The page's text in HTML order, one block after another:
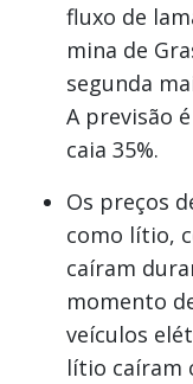
fluxo de
mina de
segunda
A previsão
caia 35%.
Os preços
como lítio,
caíram
momento
veículos
lítio caíram